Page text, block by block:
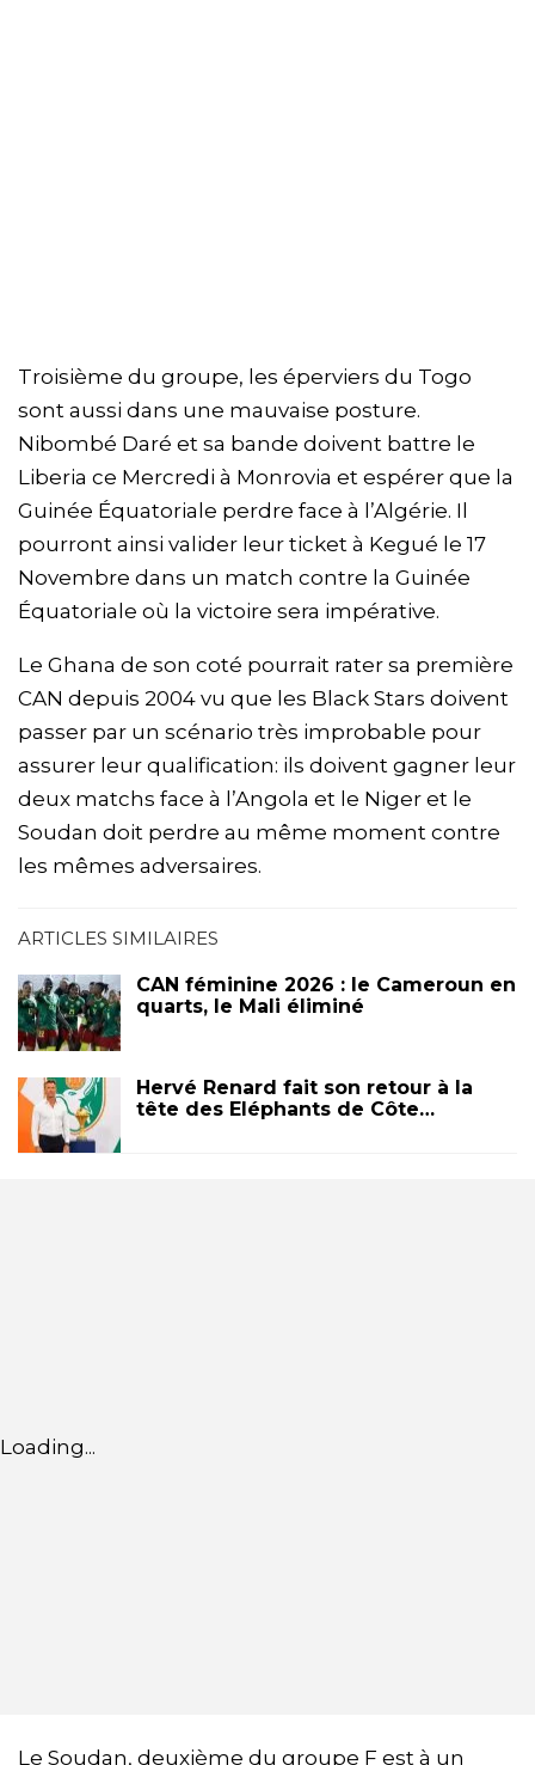
Troisième du groupe, les éperviers du Togo
sont aussi dans une mauvaise posture.
Nibombé Daré et sa bande doivent battre le
Liberia ce Mercredi à Monrovia et espérer que la
Guinée Équatoriale perdre face à l’Algérie. Il
pourront ainsi valider leur ticket à Kegué le 17
Novembre dans un match contre la Guinée
Équatoriale où la victoire sera impérative.
Le Ghana de son coté pourrait rater sa première
CAN depuis 2004 vu que les Black Stars doivent
passer par un scénario très improbable pour
assurer leur qualification: ils doivent gagner leur
deux matchs face à l’Angola et le Niger et le
Soudan doit perdre au même moment contre
les mêmes adversaires.
ARTICLES SIMILAIRES
CAN féminine 2026 : le Cameroun en
quarts, le Mali éliminé
Hervé Renard fait son retour à la
tête des Eléphants de Côte…
Loading...
Le Soudan, deuxième du groupe F est à un